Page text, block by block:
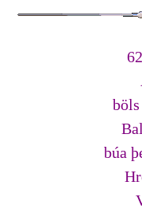
búa